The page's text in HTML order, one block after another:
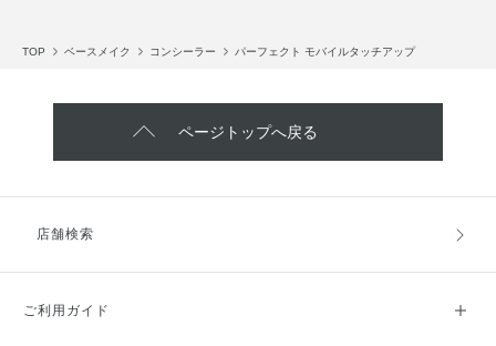
TOP ベースメイク コンシーラー パーフェクト モバイルタッチアップ
ページトップへ戻る
店舗検索
ご利用ガイド